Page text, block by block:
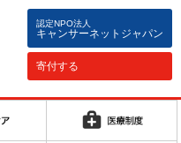
認定NPO法人
キャンサーネットジャパン
寄付する